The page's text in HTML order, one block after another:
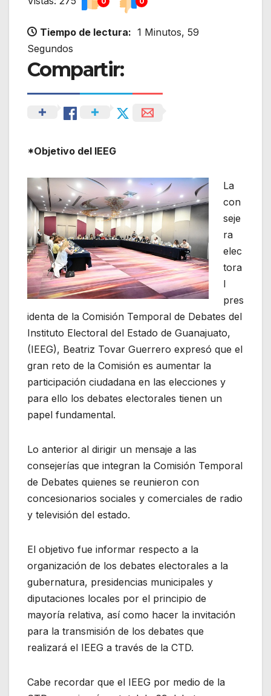
Tiempo de lectura: 1 Minutos, 59
Segundos
Compartir:
*Objetivo del IEEG
La
con
seje
ra
elec
tora
l
pres
identa de la Comisión Temporal de Debates del
Instituto Electoral del Estado de Guanajuato,
(IEEG), Beatriz Tovar Guerrero expresó que el
gran reto de la Comisión es aumentar la
participación ciudadana en las elecciones y
para ello los debates electorales tienen un
papel fundamental.
Lo anterior al dirigir un mensaje a las
consejerías que integran la Comisión Temporal
de Debates quienes se reunieron con
concesionarios sociales y comerciales de radio
y televisión del estado.
El objetivo fue informar respecto a la
organización de los debates electorales a la
gubernatura, presidencias municipales y
diputaciones locales por el principio de
mayoría relativa, así como hacer la invitación
para la transmisión de los debates que
realizará el IEEG a través de la CTD.
Cabe recordar que el IEEG por medio de la